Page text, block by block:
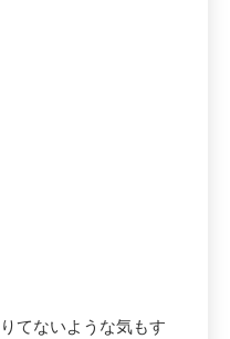
てないような気もす